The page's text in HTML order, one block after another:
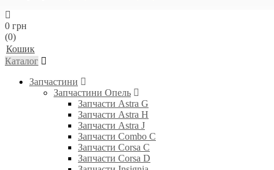
0 грн
(0)
Кошик
Каталог
Запчастини
Запчастини Опель
Запчасти Astra G
Запчасти Astra H
Запчасти Astra J
Запчасти Combo C
Запчасти Corsa C
Запчасти Corsa D